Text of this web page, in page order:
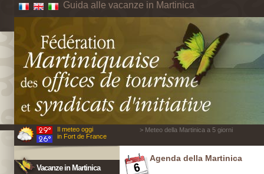
Guida alle vacanze in Martinica
Il meteo oggi
in Fort de France
> Meteo della Martinica a 5 giorni
Vacanze in Martinica
Agenda della Martinica